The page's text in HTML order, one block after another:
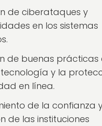
de ciberataques y
en los sistemas
de buenas prácticas
y la
en línea.
de la confianza
de las instituciones